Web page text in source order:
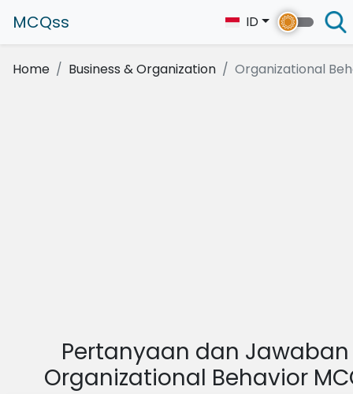
MCQss ID
Home Business & Organization Organizational
Pertanyaan dan Jawaban
Organizational Behavior